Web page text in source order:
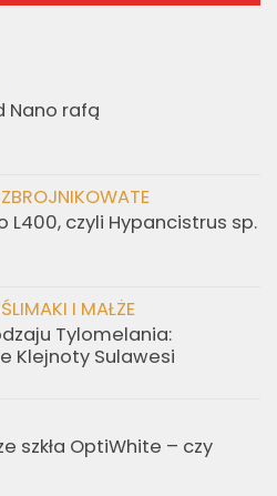
Nano rafą
ZBROJNIKOWATE
L400, czyli Hypancistrus sp.
ŚLIMAKI I MAŁŻE
Tylomelania:
Klejnoty Sulawesi
szkła OptiWhite – czy